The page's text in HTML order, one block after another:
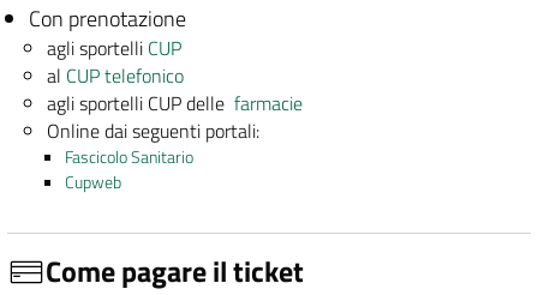
Con prenotazione
agli sportelli CUP
al CUP telefonico
agli sportelli CUP dellefarmacie
Online dai seguenti portali:
Fascicolo Sanitario
Cupweb
Come pagare il ticket